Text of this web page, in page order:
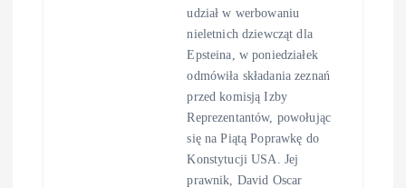
udział w werbowaniu
nieletnich dziewcząt dla
Epsteina, w poniedziałek
odmówiła składania zeznań
przed komisją Izby
Reprezentantów, powołując
się na Piątą Poprawkę do
Konstytucji USA. Jej
prawnik, David Oscar